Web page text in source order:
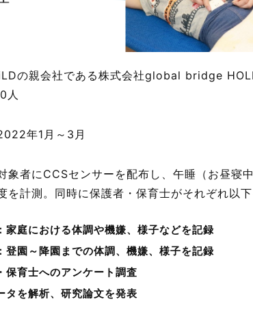
の親会社である株式会社global bridge
人
年1月～3月
象者にCCSセンサーを配布し、午睡（お昼寝
を計測。同時に保護者・保育士がそれぞれ以下
家庭における体調や機嫌、様子などを記録
登園～降園までの体調、機嫌、様子を記録
保育士へのアンケート調査
タを解析、研究論文を発表